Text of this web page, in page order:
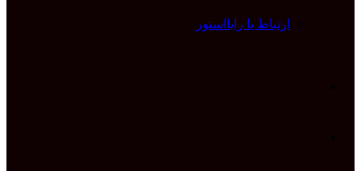
ارتباط با رایااستور